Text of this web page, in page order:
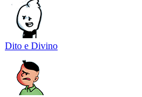
Dito e Divino